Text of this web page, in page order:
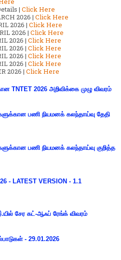
| Click Here
2026 | Click Here
2026 | Click Here
2026 | Click Here
2026 | Click Here
2026 | Click Here
2026 | Click Here
2026 | Click Here
2026 | Click Here
TNTET 2026 அறிவிக்கை முழு விவரம்
பணி நியமனக் கலந்தாய்வு தேதி
பணி நியமனக் கலந்தாய்வு குறித்த
- LATEST VERSION - 1.1
சேர கட்-ஆஃப் ரேங்க் விவரம்
- 29.01.2026